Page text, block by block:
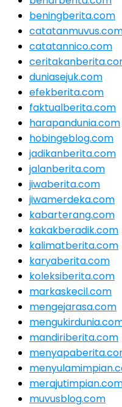
beningberita.com
catatannico.com
duniasejuk.com
efekberita.com
faktualberita.com
harapandunia.com
hobingeblog.com
jadikanberita.com
jalanberita.com
jiwaberita.com
jiwamerdeka.com
kabarterang.com
kakakberadik.com
kalimatberita.com
karyaberita.com
koleksiberita.com
markaskecil.com
mengejarasa.com
mandiriberita.com
muvusblog.com